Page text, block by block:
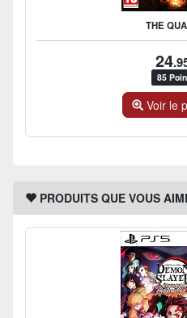
THE
24
85
Voir le
PRODUITS QUE VOUS